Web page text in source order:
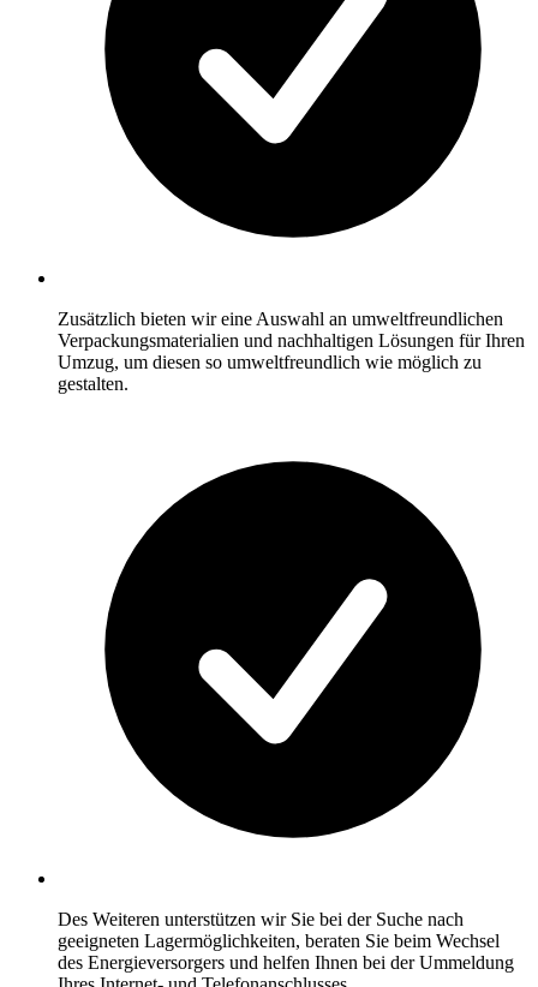
Zusätzlich bieten wir eine Auswahl an umweltfreundlichen
Verpackungsmaterialien und nachhaltigen Lösungen für Ihren
Umzug, um diesen so umweltfreundlich wie möglich zu
gestalten.
Des Weiteren unterstützen wir Sie bei der Suche nach
geeigneten Lagermöglichkeiten, beraten Sie beim Wechsel
des Energieversorgers und helfen Ihnen bei der Ummeldung